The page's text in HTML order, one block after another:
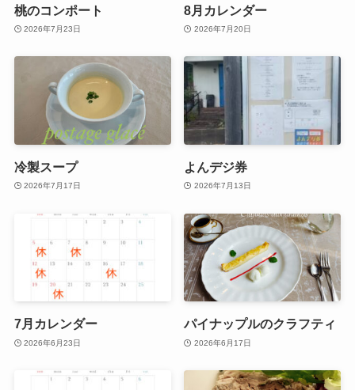
桃のコンポート
2026年7月23日
8月カレンダー
2026年7月20日
冷製スープ
2026年7月17日
よんデジ券
2026年7月13日
7月カレンダー
2026年6月23日
パイナップルのクラフティ
2026年6月17日